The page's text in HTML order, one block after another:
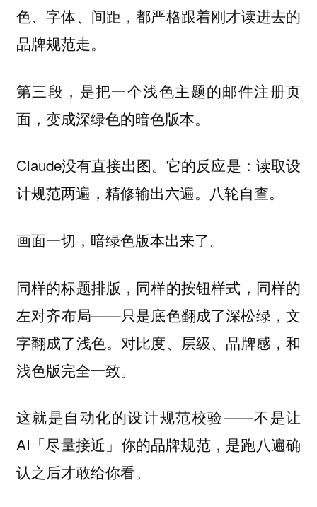
色、字体、间距，都严格跟着刚才读进去的
品牌规范走。
第三段，是把一个浅色主题的邮件注册页
面，变成深绿色的暗色版本。
Claude没有直接出图。它的反应是：读取设
计规范两遍，精修输出六遍。八轮自查。
画面一切，暗绿色版本出来了。
同样的标题排版，同样的按钮样式，同样的
左对齐布局——只是底色翻成了深松绿，文
字翻成了浅色。对比度、层级、品牌感，和
浅色版完全一致。
这就是自动化的设计规范校验——不是让
AI「尽量接近」你的品牌规范，是跑八遍确
认之后才敢给你看。